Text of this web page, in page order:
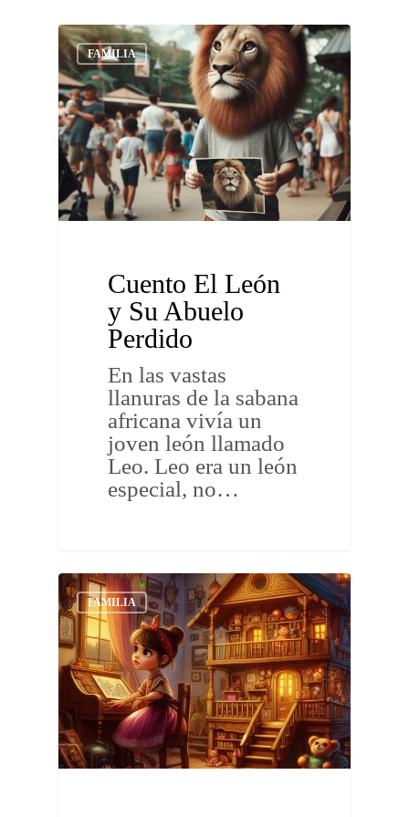
FAMILIA
Cuento El León
y Su Abuelo
Perdido
En las vastas
llanuras de la sabana
africana vivía un
joven león llamado
Leo. Leo era un león
especial, no…
FAMILIA